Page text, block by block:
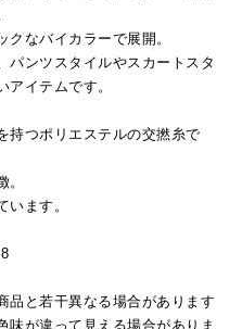
なバイカラーで展開。
パンツスタイルやスカートスタ
アイテムです。
持つポリエステルの交撚糸で
います。
品と若干異なる場合があります
味が違って見える場合がありま